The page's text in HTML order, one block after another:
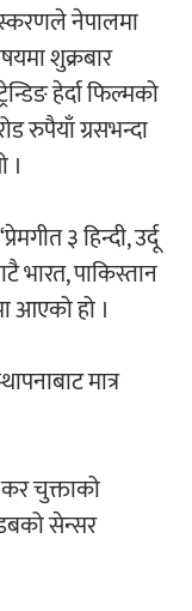
आफ्नो
सम्पन्न
नेपालमा
शुक्रबार
हेर्दा फिल्मको
रुपैयाँ ग्रसभन्दा
।
३ हिन्दी, उर्दू
भारत, पाकिस्तान
आएको हो ।
मात्र
कर चुक्ताको
सेन्सर